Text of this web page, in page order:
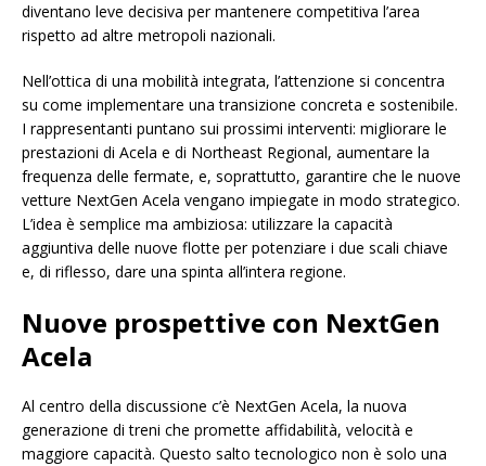
diventano leve decisiva per mantenere competitiva l’area
rispetto ad altre metropoli nazionali.
Nell’ottica di una mobilità integrata, l’attenzione si concentra
su come implementare una transizione concreta e sostenibile.
I rappresentanti puntano sui prossimi interventi: migliorare le
prestazioni di Acela e di Northeast Regional, aumentare la
frequenza delle fermate, e, soprattutto, garantire che le nuove
vetture NextGen Acela vengano impiegate in modo strategico.
L’idea è semplice ma ambiziosa: utilizzare la capacità
aggiuntiva delle nuove flotte per potenziare i due scali chiave
e, di riflesso, dare una spinta all’intera regione.
Nuove prospettive con NextGen
Acela
Al centro della discussione c’è NextGen Acela, la nuova
generazione di treni che promette affidabilità, velocità e
maggiore capacità. Questo salto tecnologico non è solo una